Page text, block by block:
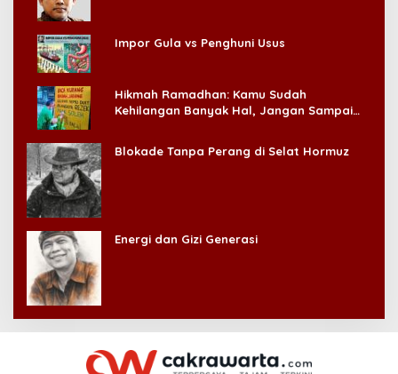
Impor Gula vs Penghuni Usus
Hikmah Ramadhan: Kamu Sudah
Kehilangan Banyak Hal, Jangan Sampai
Blokade Tanpa Perang di Selat Hormuz
Energi dan Gizi Generasi